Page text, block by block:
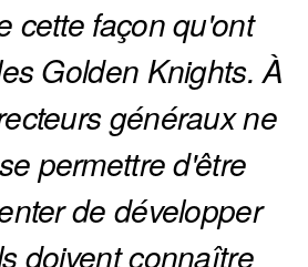
cette façon qu'ont
Golden Knights. À
généraux ne
permettre d'être
de développer
doivent connaître